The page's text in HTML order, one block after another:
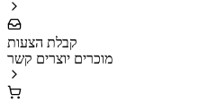
קבלת הצעות
מוכרים יוצרים קשר